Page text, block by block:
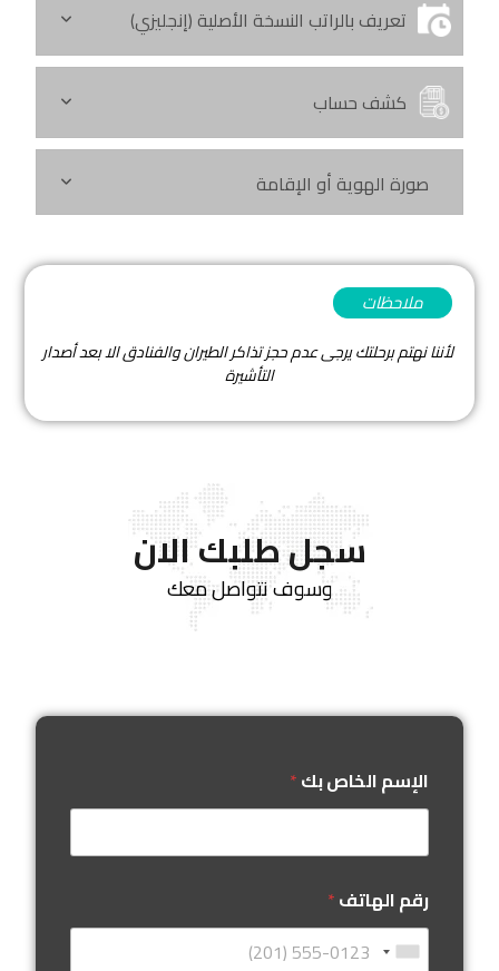
تعريف بالراتب النسخة الأصلية (إنجليزي)
كشف حساب
صورة الهوية أو الإقامة
ملاحظات
لأننا نهتم برحلتك يرجى عدم حجز تذاكر الطيران والفنادق الا بعد أصدار
التأشيرة
سجل طلبك الان
وسوف نتواصل معك
الإسم الخاص بك*
رقم الهاتف*